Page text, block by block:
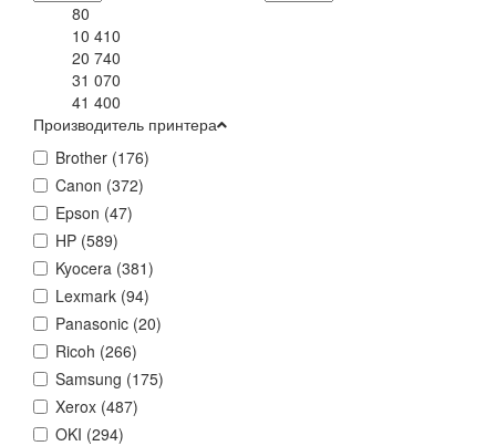
80
10 410
20 740
31 070
41 400
Производитель принтера
Brother (176)
Canon (372)
Epson (47)
HP (589)
Kyocera (381)
Lexmark (94)
Panasonic (20)
Ricoh (266)
Samsung (175)
Xerox (487)
OKI (294)